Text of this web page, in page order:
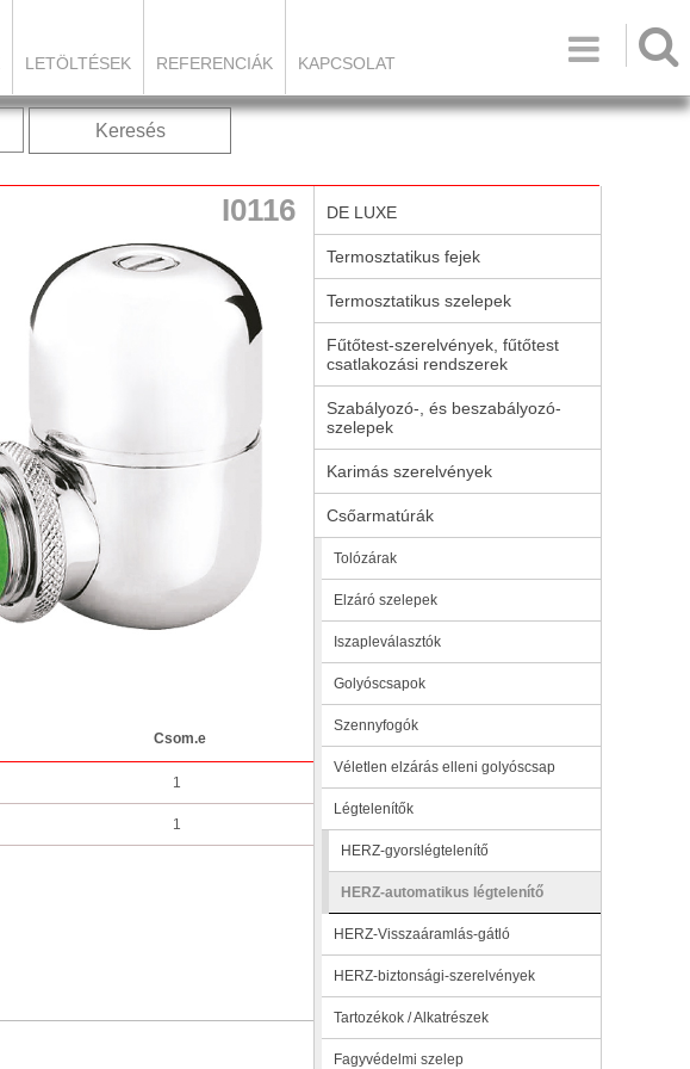

LETÖLTÉSEK REFERENCIÁK KAPCSOLAT
Keresés
I0116
Csom.e
1
1
DE LUXE
Termosztatikus fejek
Termosztatikus szelepek
Fűtőtest-szerelvények, fűtőtest
csatlakozási rendszerek
Szabályozó-, és beszabályozó-
szelepek
Karimás szerelvények
Csőarmatúrák
Tolózárak
Elzáró szelepek
Iszapleválasztók
Golyóscsapok
Szennyfogók
Véletlen elzárás elleni golyóscsap
Légtelenítők
HERZ-gyorslégtelenítő
HERZ-automatikus légtelenítő
HERZ-Visszaáramlás-gátló
HERZ-biztonsági-szerelvények
Tartozékok / Alkatrészek
Fagyvédelmi szelep